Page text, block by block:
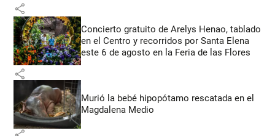
share
Concierto gratuito de Arelys Henao, tablado
en el Centro y recorridos por Santa Elena
este 6 de agosto en la Feria de las Flores
share
Murió la bebé hipopótamo rescatada en el
Magdalena Medio